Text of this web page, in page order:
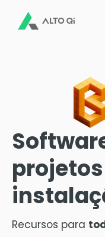
Recursos para